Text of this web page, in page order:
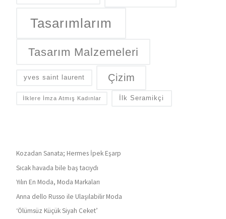
Tasarımlarım
Tasarım Malzemeleri
yves saint laurent Çizim
İlklere İmza Atmış Kadınlar İlk Seramikçi
Kozadan Sanata; Hermes İpek Eşarp
Sıcak havada bile baş tacıydı
Yılın En Moda, Moda Markaları
Anna dello Russo ile Ulaşılabilir Moda
‘Ölümsüz Küçük Siyah Ceket’